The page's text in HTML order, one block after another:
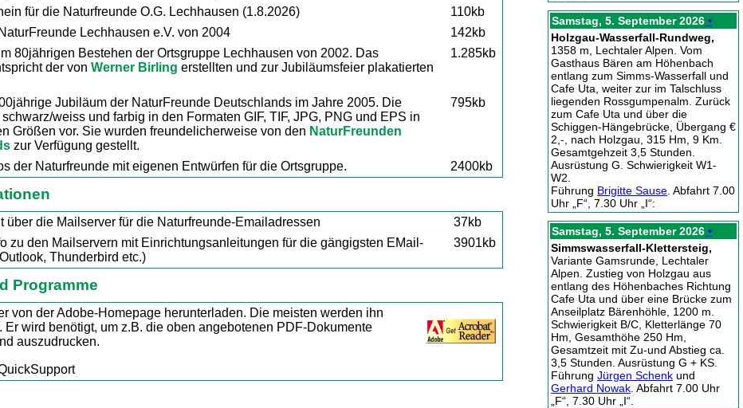
Samstag, 5. September 2026 •
Holzgau-Wasserfall-Rundweg,
1358 m, Lechtaler Alpen. Vom
Gasthaus Bären am Höhenbach
entlang zum Simms-Wasserfall und
Cafe Uta, weiter zur im Talschluss
liegenden Rossgumpenalm. Zurück
zum Cafe Uta und über die
Schiggen-Hängebrücke, Übergang €
2,-, nach Holzgau, 315 Hm, 9 Km.
Gesamtgehzeit 3,5 Stunden.
Ausrüstung G. Schwierigkeit W1-
W2.
Führung Brigitte Sause . Abfahrt 7.00
Uhr „F“, 7.30 Uhr „I“:
Samstag, 5. September 2026 •
Simmswasserfall-Klettersteig,
Variante Gamsrunde, Lechtaler
Alpen. Zustieg von Holzgau aus
entlang des Höhenbaches Richtung
Cafe Uta und über eine Brücke zum
Anseilplatz Bärenhöhle, 1200 m.
Schwierigkeit B/C, Kletterlänge 70
Hm, Gesamthöhe 250 Hm,
Gesamtzeit mit Zu-und Abstieg ca.
3,5 Stunden. Ausrüstung G + KS.
Führung Jürgen Schenk und
Gerhard Nowak . Abfahrt 7.00 Uhr
„F“, 7.30 Uhr „I“.
für die Naturfreunde O.G. Lechhausen (1.8.2026)
110kb
Lechhausen e.V. von 2004
142kb
80jährigen Bestehen der Ortsgruppe Lechhausen von 2002. Das
der von Werner Birling erstellten und zur Jubiläumsfeier plakatierten
1.285kb
Jubiläum der NaturFreunde Deutschlands im Jahre 2005. Die
weiss und farbig in den Formaten GIF, TIF, JPG, PNG und EPS in
Größen vor. Sie wurden freundelicherweise von den NaturFreunden
zur Verfügung gestellt.
795kb
der Naturfreunde mit eigenen Entwürfen für die Ortsgruppe. 2400kb
über die Mailserver für die Naturfreunde-Emailadressen
37kb
zu den Mailservern mit Einrichtungsanleitungen für die gängigsten EMail-
Thunderbird etc.)
3901kb
Programme
von der Adobe-Homepage herunterladen. Die meisten werden ihn
Er wird benötigt, um z.B. die oben angebotenen PDF-Dokumente
auszudrucken.